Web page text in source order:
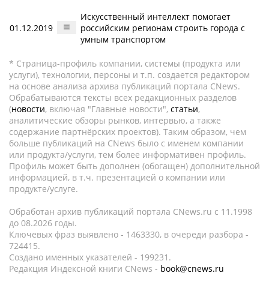
01.12.2019
Искусственный интеллект помогает
российским регионам строить города с
умным транспортом
* Страница-профиль компании, системы (продукта или
услуги), технологии, персоны и т.п. создается редактором
на основе анализа архива публикаций портала CNews.
Обрабатываются тексты всех редакционных разделов
(новости, включая "Главные новости", статьи,
аналитические обзоры рынков, интервью, а также
содержание партнёрских проектов). Таким образом, чем
больше публикаций на CNews было с именем компании
или продукта/услуги, тем более информативен профиль.
Профиль может быть дополнен (обогащен) дополнительной
информацией, в т.ч. презентацией о компании или
продукте/услуге.
Обработан архив публикаций портала CNews.ru c 11.1998
до 08.2026 годы.
Ключевых фраз выявлено - 1463330, в очереди разбора -
724415.
Создано именных указателей - 199231.
Редакция Индексной книги CNews - book@cnews.ru